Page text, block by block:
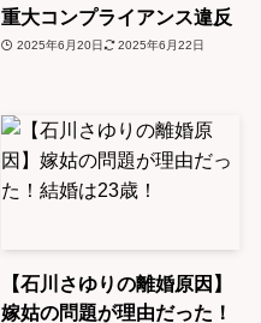
重大コンプライアンス違反
2025年6月20日 2025年6月22日
【石川さゆりの離婚原因】
嫁姑の問題が理由だった！